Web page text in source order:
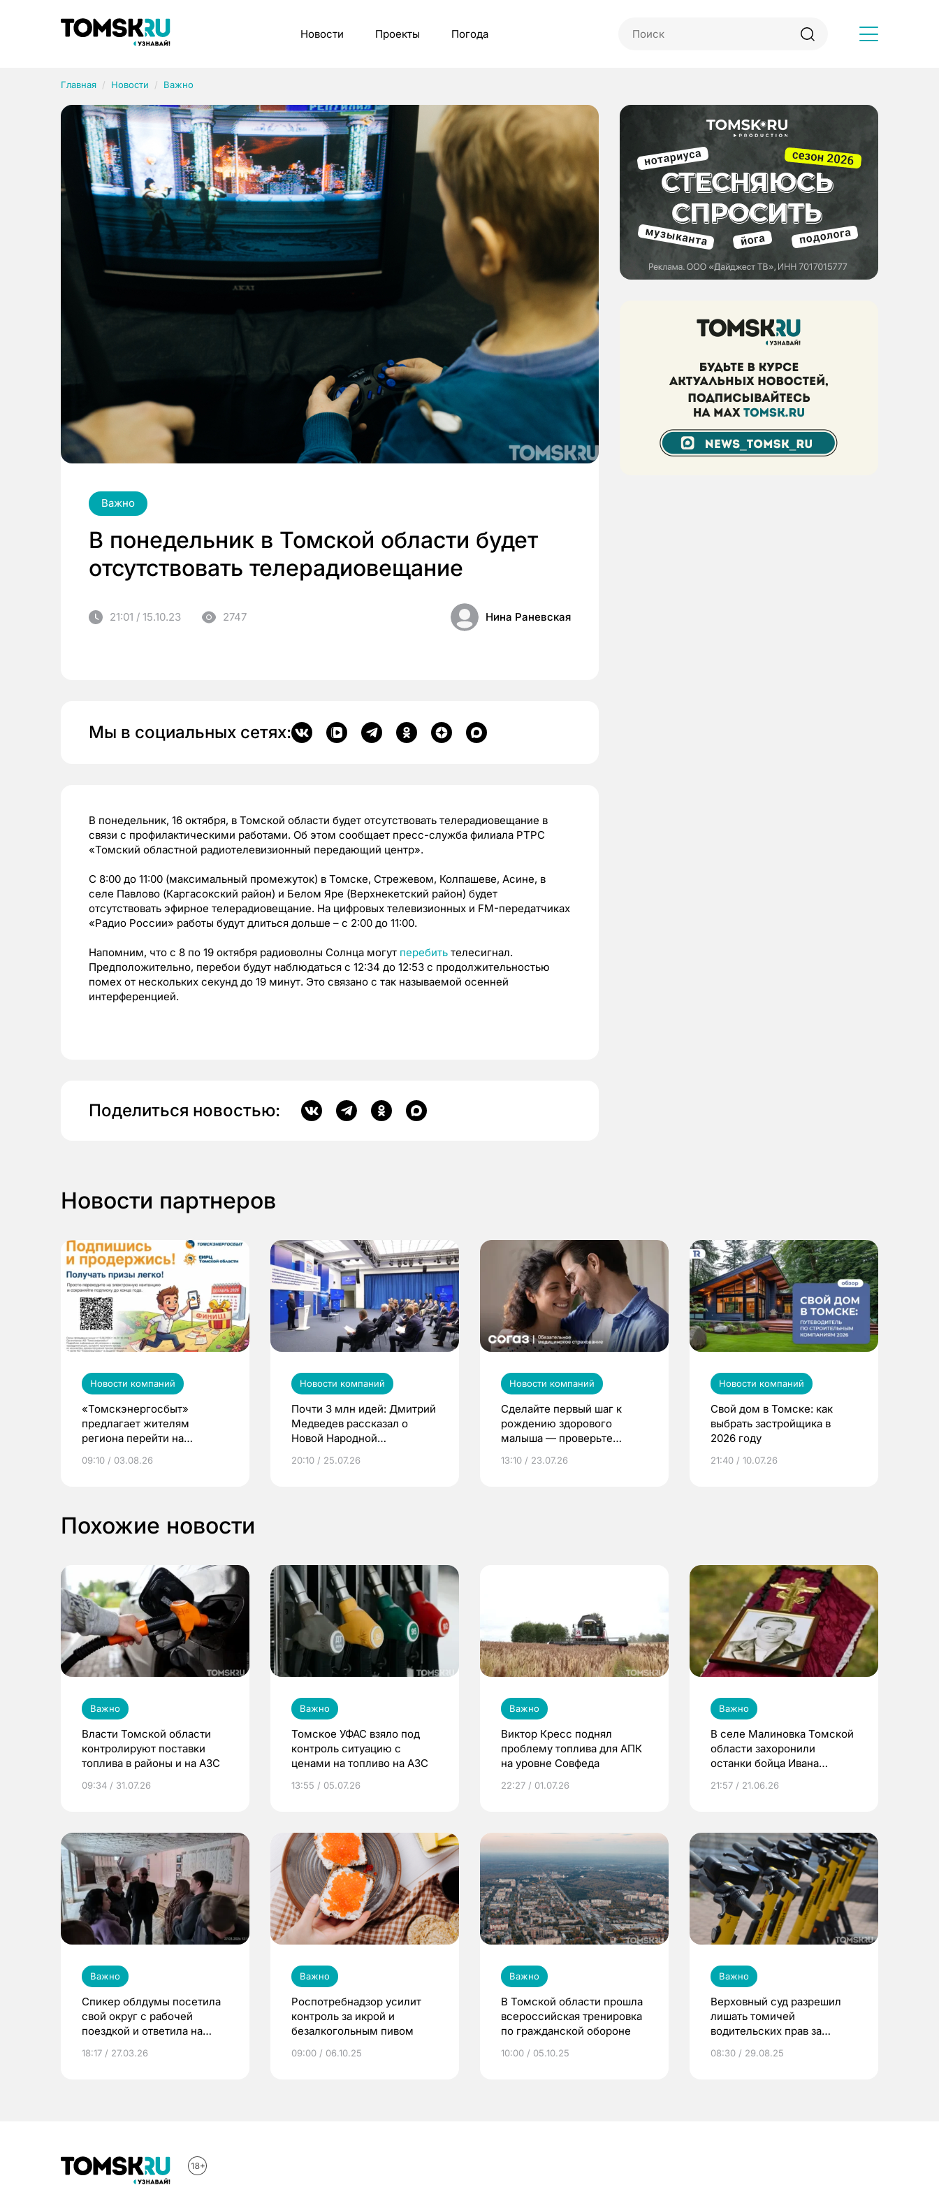
Новости Проекты Погода
Главная Новости Важно
Важно
В понедельник в Томской области будет
отсутствовать телерадиовещание
21:01 / 15.10.23 2747 Нина Раневская
Мы в социальных сетях:
В понедельник, 16 октября, в Томской области будет отсутствовать телерадиовещание в
связи с профилактическими работами. Об этом сообщает пресс-служба филиала РТРС
«Томский областной радиотелевизионный передающий центр».
С 8:00 до 11:00 (максимальный промежуток) в Томске, Стрежевом, Колпашеве, Асине, в
селе Павлово (Каргасокский район) и Белом Яре (Верхнекетский район) будет
отсутствовать эфирное телерадиовещание. На цифровых телевизионных и FM-передатчиках
«Радио России» работы будут длиться дольше – с 2:00 до 11:00.
Напомним, что с 8 по 19 октября радиоволны Солнца могут перебить телесигнал.
Предположительно, перебои будут наблюдаться с 12:34 до 12:53 с продолжительностью
помех от нескольких секунд до 19 минут. Это связано с так называемой осенней
интерференцией.
Поделиться новостью:
Новости партнеров
Новости компаний
«Томскэнергосбыт»
предлагает жителям
региона перейти на
выиграть призы
09:10 / 03.08.26
Новости компаний
Почти 3 млн идей: Дмитрий
Медведев рассказал о
Новой Народной
20:10 / 25.07.26
Новости компаний
Сделайте первый шаг к
рождению здорового
малыша — проверьте
по ОМС!
13:10 / 23.07.26
Новости компаний
Свой дом в Томске: как
выбрать застройщика в
2026 году
21:40 / 10.07.26
Похожие новости
Важно
Власти Томской области
контролируют поставки
топлива в районы и на АЗС
09:34 / 31.07.26
Важно
Томское УФАС взяло под
контроль ситуацию с
ценами на топливо на АЗС
13:55 / 05.07.26
Важно
Виктор Кресс поднял
проблему топлива для АПК
на уровне Совфеда
22:27 / 01.07.26
Важно
В селе Малиновка Томской
области захоронили
останки бойца Ивана
1941 году
21:57 / 21.06.26
Важно
Спикер облдумы посетила
свой округ с рабочей
поездкой и ответила на
выборах
18:17 / 27.03.26
Важно
Роспотребнадзор усилит
контроль за икрой и
безалкогольным пивом
09:00 / 06.10.25
Важно
В Томской области прошла
всероссийская тренировка
по гражданской обороне
10:00 / 05.10.25
Важно
Верховный суд разрешил
лишать томичей
водительских прав за
электросамокатом в
08:30 / 29.08.25
Рубрики